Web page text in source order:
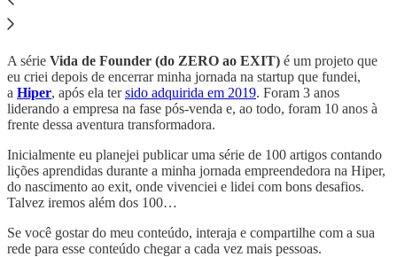
A série Vida de Founder (do ZERO ao EXIT) é um projeto que
eu criei depois de encerrar minha jornada na startup que fundei,
a Hiper, após ela tersido adquirida em 2019. Foram 3 anos
liderando a empresa na fase pós-venda e, ao todo, foram 10 anos à
frente dessa aventura transformadora.
Inicialmente eu planejei publicar uma série de 100 artigos contando
lições aprendidas durante a minha jornada empreendedora na Hiper,
do nascimento ao exit, onde vivenciei e lidei com bons desafios.
Talvez iremos além dos 100…
Se você gostar do meu conteúdo, interaja e compartilhe com a sua
rede para esse conteúdo chegar a cada vez mais pessoas.